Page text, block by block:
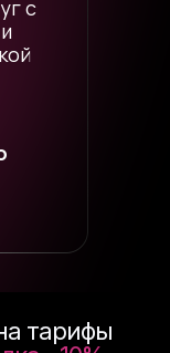
с
тарифы
0